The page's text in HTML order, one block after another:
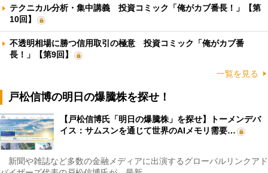
テクニカル分析・集中講義 投資コミック「俺がカブ番長！」【第
10回】
不透明相場に勝つ信用取引の極意 投資コミック「俺がカブ番
長！」【第9回】
一覧を見る
戸松信博の明日の爆騰株を探せ！
【戸松信博氏「明日の爆騰株」を探せ】トーメンデバ
イス：サムスンを通じて世界のAIメモリ需要…
新聞や雑誌など多数の金融メディアに出演するグローバルリンクアド